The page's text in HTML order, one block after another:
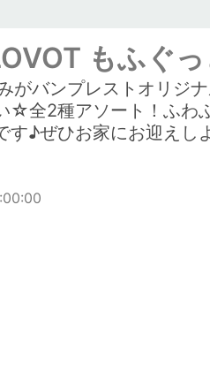
もふぐ
がバンプレストオリジ
☆全2種アソート！ふわ
す♪ぜひお家にお迎え